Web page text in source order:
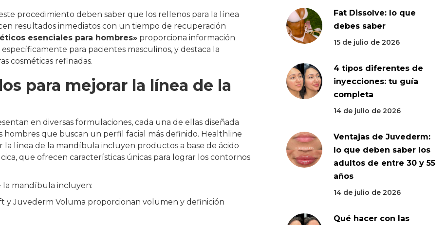
procedimiento deben saber que los rellenos para la línea
resultados inmediatos con un tiempo de recuperación
esenciales para hombres» proporciona información
para pacientes masculinos, y destaca la
cosméticas refinadas.
para mejorar la línea de la
en diversas formulaciones, cada una de ellas diseñada
hombres que buscan un perfil facial más definido. Healthline
la línea de la mandíbula incluyen productos a base de ácido
que ofrecen características únicas para lograr los contornos
la mandíbula incluyen:
y Juvederm Voluma proporcionan volumen y definición
Fat Dissolve: lo que
debes saber
15 de julio de 2026
4 tipos diferentes de
inyecciones: tu guía
completa
14 de julio de 2026
Ventajas de Juvederm:
lo que deben saber los
adultos de entre 30 y 55
años
14 de julio de 2026
Qué hacer con las